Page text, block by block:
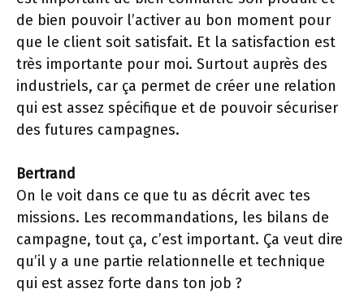
de bien pouvoir l’activer au bon moment pour
que le client soit satisfait. Et la satisfaction est
très importante pour moi. Surtout auprès des
industriels, car ça permet de créer une relation
qui est assez spécifique et de pouvoir sécuriser
des futures campagnes.
Bertrand
On le voit dans ce que tu as décrit avec tes
missions. Les recommandations, les bilans de
campagne, tout ça, c’est important. Ça veut dire
qu’il y a une partie relationnelle et technique
qui est assez forte dans ton job ?